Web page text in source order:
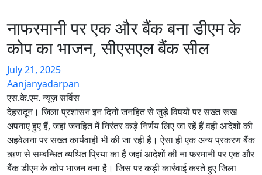
नाफरमानी पर एक और बैंक बना डीएम के
कोप का भाजन, सीएसएल बैंक सील
July 21, 2025
Aanjanyadarpan
एस.के.एम. न्यूज़ सर्विस
देहरादून। जिला प्रशासन इन दिनों जनहित से जुड़े विषयों पर सख्त रूख
अपनाए हुए हैं, जहां जनहित में निरंतर कड़े निर्णय लिए जा रहें हैं वही आदेशों की
अहवेलना पर सख्त कार्यवाही भी की जा रही है। ऐसा ही एक अन्य प्रकरण बैंक
ऋण से सम्बन्धित व्यथित प्रिया का है जहां आदेशों की ना फरमानी पर एक और
बैंक डीएम के कोप भाजन बना है। जिस पर कड़ी कार्रवाई करते हुए जिला